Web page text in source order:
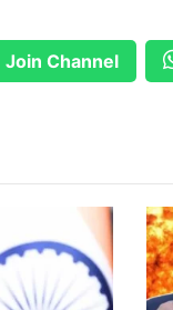
Join Channel